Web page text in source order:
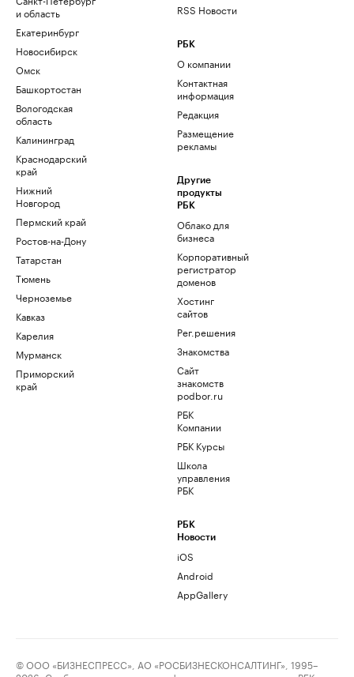
и область
Екатеринбург
Новосибирск
Омск
Башкортостан
Вологодская
область
Калининград
Краснодарский
край
Нижний
Новгород
Пермский край
Ростов-на-Дону
Татарстан
Тюмень
Черноземье
Кавказ
Карелия
Мурманск
Приморский
край
RSS Новости
РБК
О компании
Контактная
информация
Редакция
Размещение
рекламы
Другие
продукты
РБК
Облако для
бизнеса
Корпоративный
регистратор
доменов
Хостинг
сайтов
Рег.решения
Знакомства
Сайт
знакомств
podbor.ru
РБК
Компании
РБК Курсы
Школа
управления
РБК
РБК
Новости
iOS
Android
AppGallery
© ООО «БИЗНЕСПРЕСС», АО «РОСБИЗНЕСКОНСАЛТИНГ», 1995–